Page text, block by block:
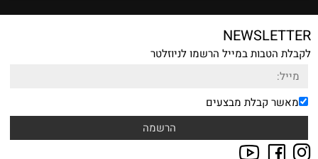
NEWSLETTER
לקבלת הטבות במייל הרשמו לניוזלטר
מאשר קבלת מבצעים